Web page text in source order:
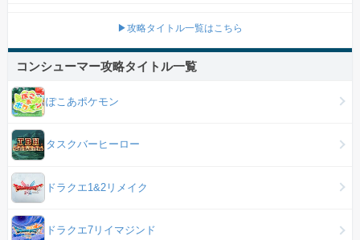
▶攻略タイトル一覧はこちら
コンシューマー攻略タイトル一覧
ぽこあポケモン
タスクバーヒーロー
ドラクエ1&2リメイク
ドラクエ7リイマジンド